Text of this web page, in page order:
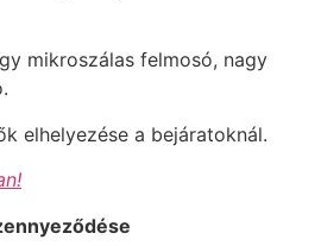
mikroszálas felmosó, nagy
elhelyezése a bejáratoknál.